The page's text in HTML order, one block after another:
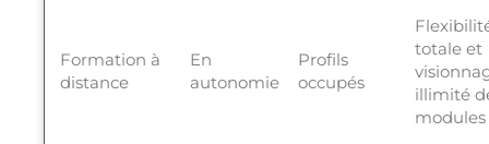
Formation à
distance
En
autonomie
Profils
occupés
totale et
illimité
modules